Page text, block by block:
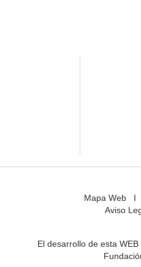
Mapa WebI
Aviso
El desarrollo de esta